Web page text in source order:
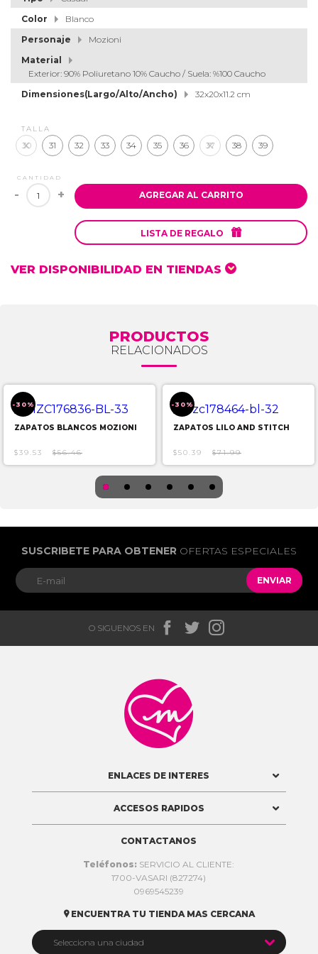
Color
Blanco
Personaje
Mozioni
Material
Exterior: 90% Poliuretano 10% Caucho / Suela: %100 Caucho
Dimensiones(Largo/Alto/Ancho)
32x20x11.2 cm
TALLA
30 31 32 33 34 35 36 37 38 39
CANTIDAD
- + AGREGAR AL CARRITO
LISTA DE REGALO 
VER DISPONIBILIDAD EN TIENDAS
PRODUCTOS
RELACIONADOS
-30%
ZAPATOS BLANCOS MOZIONI
$39.53 $56.46
-30%
ZAPATOS LILO AND STITCH
$50.39 $71.99
SUSCRIBETE PARA OBTENER OFERTAS ESPECIALES
ENVIAR
O SIGUENOS EN   

ENLACES DE INTERES
ACCESOS RAPIDOS
CONTACTANOS
Teléfonos: SERVICIO AL CLIENTE:
1700-VASARI (827274)
0969545239
 ENCUENTRA TU TIENDA MAS CERCANA
Selecciona una ciudad 